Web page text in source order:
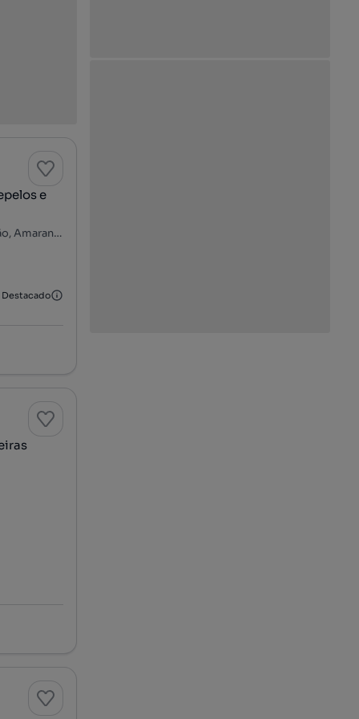
Amarante, Amarante (São Gonçalo), Madalena, Cepelos e Gatão, Amarante, Porto
Destacado